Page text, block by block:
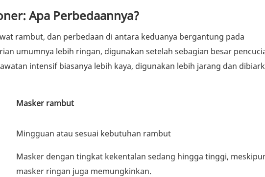
Apa Perbedaannya?
rambut, dan perbedaan di antara keduanya bergantung pada
umumnya lebih ringan, digunakan setelah sebagian besar
intensif biasanya lebih kaya, digunakan lebih jarang dan
Masker rambut
Mingguan atau sesuai kebutuhan rambut
Masker dengan tingkat kekentalan sedang hingga tinggi,
masker ringan juga memungkinkan.